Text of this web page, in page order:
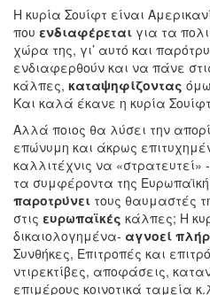
Η κυρία Σουίφτ είναι
που ενδιαφέρεται για τα
χώρα της, γι’ αυτό και
ενδιαφερθούν και να πάνε
κάλπες, καταψηφίζοντας
Και καλά έκανε η κυρία
Αλλά ποιος θα λύσει την
επώνυμη και άκρως
καλλιτέχνις να «στρατευτεί»
τα συμφέροντα της
παροτρύνει τους θαυμαστές
στις ευρωπαϊκές κάλπες; Η
δικαιολογημένα- αγνοεί
Συνθήκες, Επιτροπές και
ντιρεκτίβες, αποφάσεις,
επιμέρους κοινοτικά ταμεία